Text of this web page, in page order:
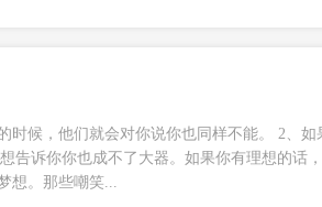
时候，他们就会对你说你也同样不能。 2、如
告诉你你也成不了大器。如果你有理想的话
想。那些嘲笑...